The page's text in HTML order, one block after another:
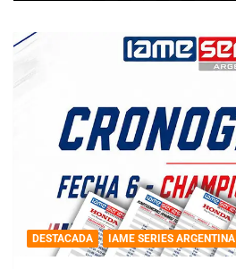
DESTACADA IAME SERIES ARGENTINA